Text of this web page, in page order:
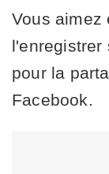
Vous aimez
l'enregistrer
pour la
Facebook.